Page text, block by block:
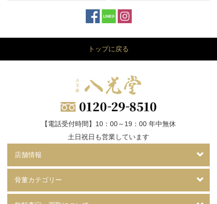
トップに戻る
【電話受付時間】10：00～19：00 年中無休
土日祝日も営業しています
店舗情報
骨董カテゴリー